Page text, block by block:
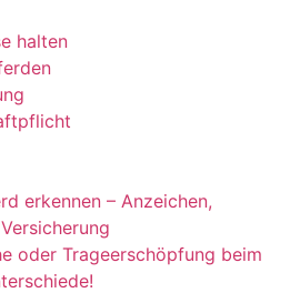
halten
erkennen – Anzeichen,
oder Trageerschöpfung beim